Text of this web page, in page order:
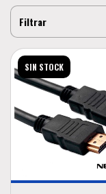
Filtrar
SIN STOCK